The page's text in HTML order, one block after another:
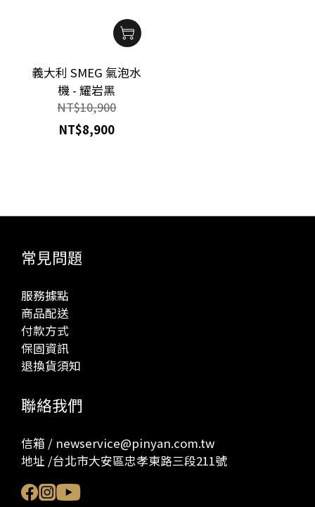
義大利 SMEG 氣泡水
機 - 耀岩黑
NT$10,900
NT$8,900
常見問題
服務據點
商品配送
付款方式
保固資訊
退換貨須知
聯絡我們
信箱 / newservice@pinyan.com.tw
地址 /台北市大安區忠孝東路三段211號